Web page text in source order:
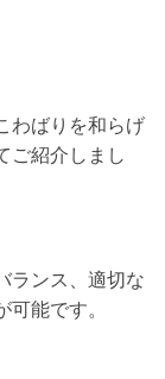
わばりを和らげ
ご紹介しまし
ランス、適切な
能です。